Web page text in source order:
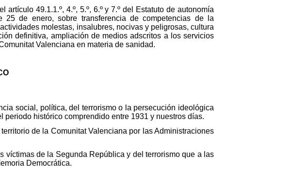
49.1.1.º, 4.º, 5.º, 6.º y 7.º del Estatuto de autonomía
de enero, sobre transferencia de competencias de la
molestas, insalubres, nocivas y peligrosas, cultura
definitiva, ampliación de medios adscritos a los servicios
Valenciana en materia de sanidad.
social, política, del terrorismo o la persecución ideológica
histórico comprendido entre 1931 y nuestros días.
de la Comunitat Valenciana por las Administraciones
víctimas de la Segunda República y del terrorismo que a las
Democrática.